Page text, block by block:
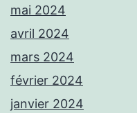
mai 2024
avril 2024
mars 2024
février 2024
janvier 2024